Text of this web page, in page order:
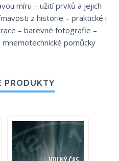
míru – užití prvků a jejich
z historie – praktické i
– barevné fotografie –
pomůcky
PRODUKTY